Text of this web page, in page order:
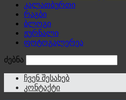
კალათბურთი
რაგბი
ბლოგი
ჟურნალი
ფოტოგალერეა
ძებნა
ჩვენ შესახებ
კონტაქტი